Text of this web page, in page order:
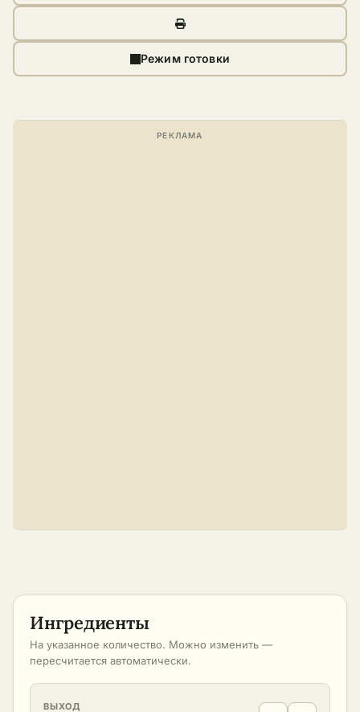
Режим готовки
Ингредиенты
На указанное количество. Можно изменить —
пересчитается автоматически.
ВЫХОД